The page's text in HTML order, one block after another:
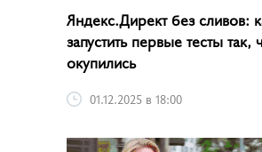
Яндекс.Директ без сливов:
запустить первые тесты
окупились
01.12.2025 в 18:00